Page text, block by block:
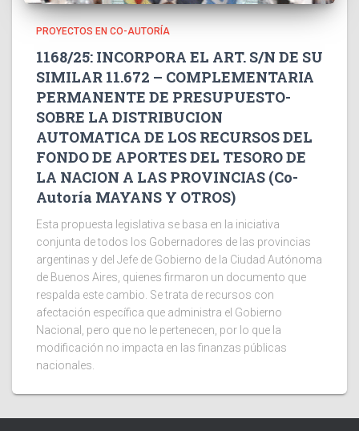
PROYECTOS EN CO-AUTORÍA
1168/25: INCORPORA EL ART. S/N DE SU
SIMILAR 11.672 – COMPLEMENTARIA
PERMANENTE DE PRESUPUESTO-
SOBRE LA DISTRIBUCION
AUTOMATICA DE LOS RECURSOS DEL
FONDO DE APORTES DEL TESORO DE
LA NACION A LAS PROVINCIAS (Co-
Autoría MAYANS Y OTROS)
Esta propuesta legislativa se basa en la iniciativa
conjunta de todos los Gobernadores de las provincias
argentinas y del Jefe de Gobierno de la Ciudad Autónoma
de Buenos Aires, quienes firmaron un documento que
respalda este cambio. Se trata de recursos con
afectación específica que administra el Gobierno
Nacional, pero que no le pertenecen, por lo que la
modificación no impacta en las finanzas públicas
nacionales.